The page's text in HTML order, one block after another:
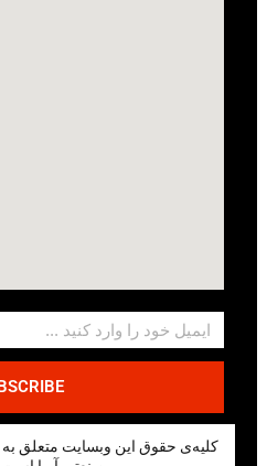
کلیه‌ی حقوق این وبسایت متعلق به